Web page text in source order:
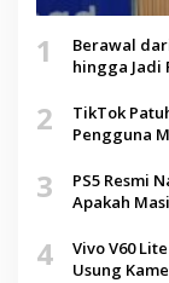
1
Berawal
hingga Jadi
2
TikTok
Pengguna
3
PS5 Resmi
Apakah
4
Vivo V60
Usung